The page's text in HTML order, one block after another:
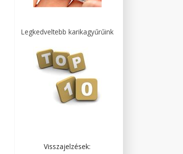
Legkedveltebb karikagyűrűink
Visszajelzések: